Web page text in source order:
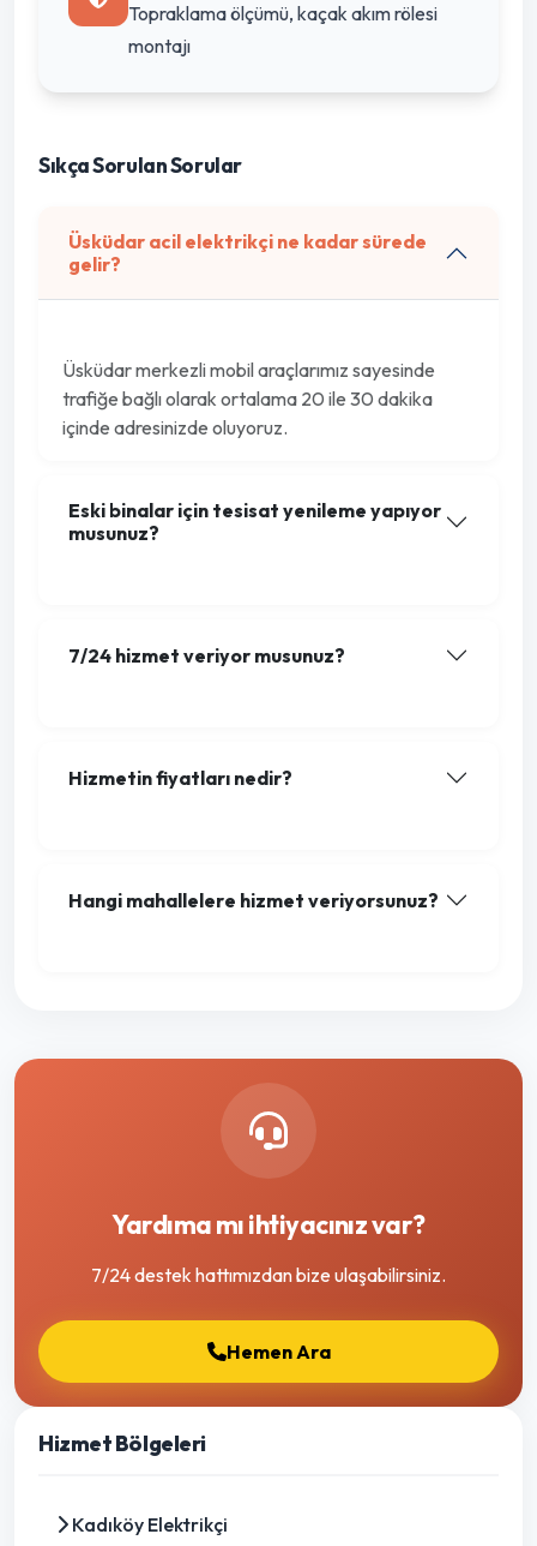
Topraklama ölçümü, kaçak akım rölesi
montajı
Sıkça Sorulan Sorular
Üsküdar acil elektrikçi ne kadar sürede
gelir?
Üsküdar merkezli mobil araçlarımız sayesinde
trafiğe bağlı olarak ortalama 20 ile 30 dakika
içinde adresinizde oluyoruz.
Eski binalar için tesisat yenileme yapıyor
musunuz?
7/24 hizmet veriyor musunuz?
Hizmetin fiyatları nedir?
Hangi mahallelere hizmet veriyorsunuz?
Yardıma mı ihtiyacınız var?
7/24 destek hattımızdan bize ulaşabilirsiniz.
Hemen Ara
Hizmet Bölgeleri
Kadıköy Elektrikçi